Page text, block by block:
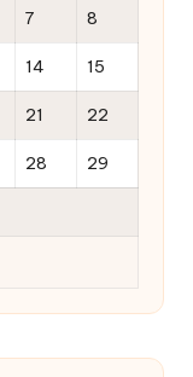
7 8
14 15
21 22
28 29